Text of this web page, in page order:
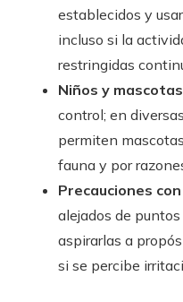
establecidos y
incluso si la
restringidas
Niños y
control; en
permiten
fauna y por
Precauciones
alejados de
aspirarlas a
si se percibe